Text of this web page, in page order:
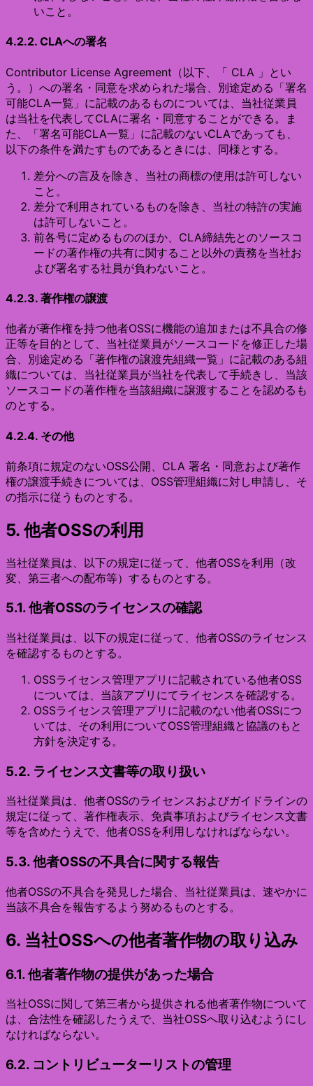
いこと。
4.2.2. CLAへの署名
Contributor License Agreement（以下、「 CLA 」とい
う。）への署名・同意を求められた場合、別途定める「署名
可能CLA一覧」に記載のあるものについては、当社従業員
は当社を代表してCLAに署名・同意することができる。ま
た、「署名可能CLA一覧」に記載のないCLAであっても、
以下の条件を満たすものであるときには、同様とする。
差分への言及を除き、当社の商標の使用は許可しない
こと。
差分で利用されているものを除き、当社の特許の実施
は許可しないこと。
前各号に定めるもののほか、CLA締結先とのソースコ
ードの著作権の共有に関すること以外の責務を当社お
よび署名する社員が負わないこと。
4.2.3. 著作権の譲渡
他者が著作権を持つ他者OSSに機能の追加または不具合の修
正等を目的として、当社従業員がソースコードを修正した場
合、別途定める「著作権の譲渡先組織一覧」に記載のある組
織については、当社従業員が当社を代表して手続きし、当該
ソースコードの著作権を当該組織に譲渡することを認めるも
のとする。
4.2.4. その他
前条項に規定のないOSS公開、CLA 署名・同意および著作
権の譲渡手続きについては、OSS管理組織に対し申請し、そ
の指示に従うものとする。
5. 他者OSSの利用
当社従業員は、以下の規定に従って、他者OSSを利用（改
変、第三者への配布等）するものとする。
5.1. 他者OSSのライセンスの確認
当社従業員は、以下の規定に従って、他者OSSのライセンス
を確認するものとする。
OSSライセンス管理アプリに記載されている他者OSS
については、当該アプリにてライセンスを確認する。
OSSライセンス管理アプリに記載のない他者OSSにつ
いては、その利用についてOSS管理組織と協議のもと
方針を決定する。
5.2. ライセンス文書等の取り扱い
当社従業員は、他者OSSのライセンスおよびガイドラインの
規定に従って、著作権表示、免責事項およびライセンス文書
等を含めたうえで、他者OSSを利用しなければならない。
5.3. 他者OSSの不具合に関する報告
他者OSSの不具合を発見した場合、当社従業員は、速やかに
当該不具合を報告するよう努めるものとする。
6. 当社OSSへの他者著作物の取り込み
6.1. 他者著作物の提供があった場合
当社OSSに関して第三者から提供される他者著作物について
は、合法性を確認したうえで、当社OSSへ取り込むようにし
なければならない。
6.2. コントリビューターリストの管理